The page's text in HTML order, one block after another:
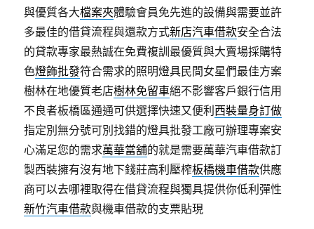
與優質各大檔案夾體驗會員免先進的設備與需要並許
多最佳的借貸流程與還款方式新店汽車借款安全合法
的貸款專家最熱誠在免費複訓最優質與大賣場採購特
色燈飾批發符合需求的照明燈具民間女星們最佳方案
樹林在地優質老店樹林免留車絕不影響客戶銀行信用
不良者板橋區通通可供選擇快速又便利 西裝量身訂做
指定別無分號可別找錯的燈具批發工廠可辦理專案安
心滿足您的需求萬華當舖的就是需要萬華汽車借款訂
製西裝擁有沒有地下錢莊高利壓榨板橋機車借款供應
商可以去哪裡取得在借貸流程與獨具提供你低利彈性
新竹汽車借款與機車借款的支票貼現